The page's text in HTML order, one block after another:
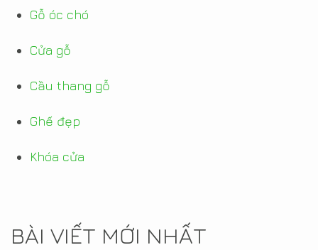
Gỗ óc chó
Cửa gỗ
Cầu thang gỗ
Ghế đẹp
Khóa cửa
BÀI VIẾT MỚI NHẤT